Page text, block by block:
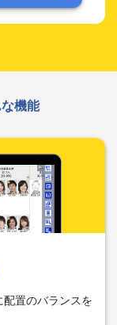
な機能
配置のバランスを